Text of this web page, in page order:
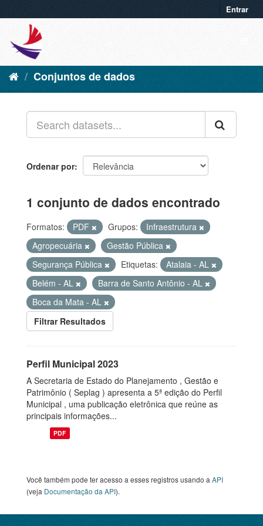
Entrar
Conjuntos de dados
Ordenar por
1 conjunto de dados encontrado
Formatos: PDF Grupos:
Infraestrutura
Agropecuária
Gestão Pública
Segurança Pública
Etiquetas:
Atalaia - AL
Belém - AL
Barra de Santo Antônio - AL
Boca da Mata - AL
Filtrar Resultados
Perfil Municipal 2023
A Secretaria de Estado do Planejamento , Gestão e
Patrimônio ( Seplag ) apresenta a 5ª edição do Perfil
Municipal , uma publicação eletrônica que reúne as
principais informações...
PDF
Você também pode ter acesso a esses registros usando a API
(veja Documentação da API).